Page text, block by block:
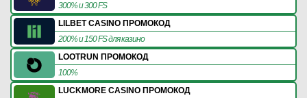
300% и 300 FS
LILBET CASINO ПРОМОКОД
200% и 150 FS для казино
LOOTRUN ПРОМОКОД
100%
LUCKMORE CASINO ПРОМОКОД